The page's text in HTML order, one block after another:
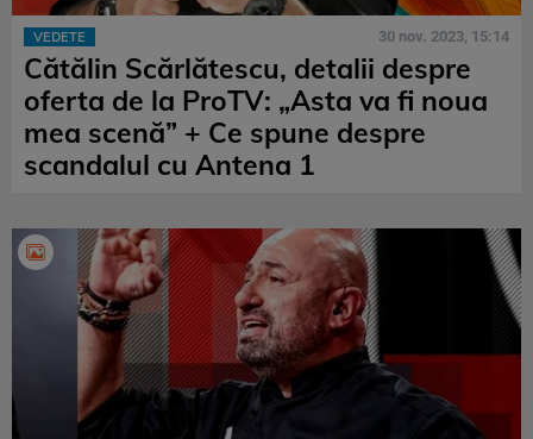
VEDETE 30 nov. 2023, 15:14
Cătălin Scărlătescu, detalii despre
oferta de la ProTV: „Asta va fi noua
mea scenă” + Ce spune despre
scandalul cu Antena 1